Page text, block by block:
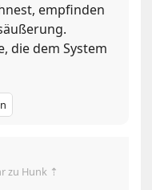
empfinden
die dem System
zu Hunk ⇡